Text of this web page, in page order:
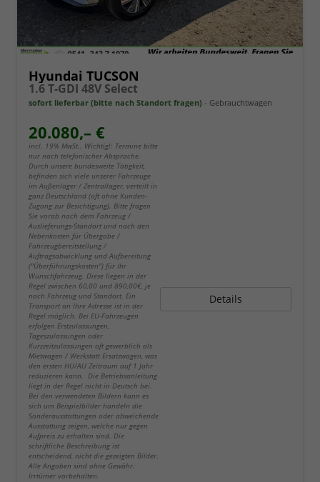
Hyundai TUCSON
1.6 T-GDI 48V Select
sofort lieferbar (bitte nach Standort fragen) Gebrauchtwagen
20.080,– €
incl. 19% MwSt.. Wichtig!: Termine bitte
nur nach telefonischer Absprache.
Durch unsere bundesweite Tätigkeit,
befinden sich viele unserer Fahrzeuge
im Außenlager / Zentrallager, verteilt in
ganz Deutschland (oft ohne Kunden-
Zugang zur Besichtigung). Bitte fragen
Sie vorab nach dem Fahrzeug /
Auslieferungs-Standort und nach den
Nebenkosten für Übergabe /
Fahrzeugbereitstellung /
Auftragsabwicklung und Aufbereitung
("Überführungskosten") für Ihr
Wunschfahrzeug. Diese liegen in der
Regel zwischen 60,00 und 890,00€, je
nach Fahrzeug und Standort. Ein
Transport an Ihre Adresse ist in der
Regel möglich. Bei EU-Fahrzeugen
erfolgen Erstzulassungen,
Tageszulassungen oder
Kurzzeitzulassungen oft gewerblich als
Mietwagen / Werkstatt Ersatzwagen, was
den ersten HU/AU Zeitraum auf 1 Jahr
reduzieren kann. Die Betriebsanleitung
liegt in der Regel nicht in Deutsch bei.
Bei den verwendeten Bildern kann es
sich um Beispielbilder handeln die
Sonderausstattungen oder abweichende
Ausstattung zeigen, welche nur gegen
Aufpreis zu erhalten sind. Die
schriftliche Beschreibung ist
entscheidend, nicht die gezeigten Bilder.
Alle Angaben sind ohne Gewähr.
Irrtümer vorbehalten.
Details